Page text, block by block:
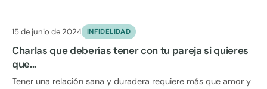
15 de junio de 2024 INFIDELIDAD
Charlas que deberías tener con tu pareja si quieres
que...
Tener una relación sana y duradera requiere más que amor y